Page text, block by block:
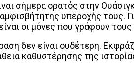
σήμερα ορατός στην
υπεροχής τους.
οι μόνες που γράφουν
δεν είναι ουδέτερη.
καθυστέρησης της